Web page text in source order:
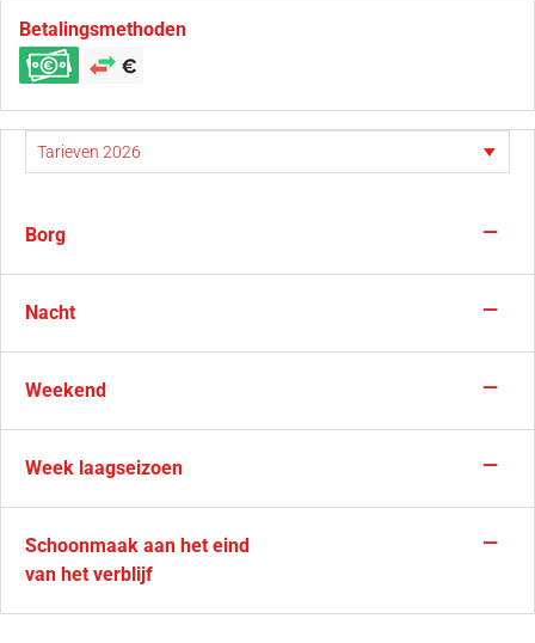
Betalingsmethoden
Borg —
Nacht —
Weekend —
Week laagseizoen —
Schoonmaak aan het eind
van het verblijf
—